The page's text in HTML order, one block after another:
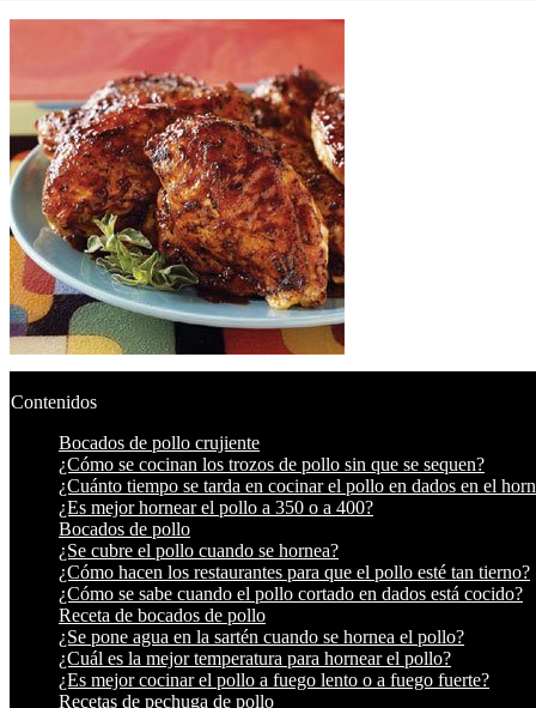
Contenidos
Bocados de pollo crujiente
¿Cómo se cocinan los trozos de pollo sin que se sequen?
¿Cuánto tiempo se tarda en cocinar el pollo en dados en el
¿Es mejor hornear el pollo a 350 o a 400?
Bocados de pollo
¿Se cubre el pollo cuando se hornea?
¿Cómo hacen los restaurantes para que el pollo esté tan tierno?
¿Cómo se sabe cuando el pollo cortado en dados está cocido?
Receta de bocados de pollo
¿Se pone agua en la sartén cuando se hornea el pollo?
¿Cuál es la mejor temperatura para hornear el pollo?
¿Es mejor cocinar el pollo a fuego lento o a fuego fuerte?
Recetas de pechuga de pollo